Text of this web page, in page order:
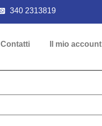
340 2313819
Contatti Il mio account